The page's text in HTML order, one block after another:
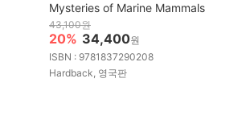
Mysteries of Marine Mammals
43,100원
20% 34,400원
ISBN : 9781837290208
Hardback, 영국판